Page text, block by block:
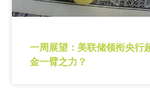
一周展望：美联储领衔央行
金一臂之力？